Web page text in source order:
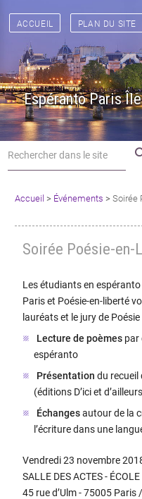
ACCUEIL PLAN DU SITE
Espéranto Paris
Accueil > Événements > Soirée
Soirée Poésie-en-
Les étudiants en espéranto
Paris et Poésie-en-liberté
lauréats et le jury de
Lecture de poèmespar
espéranto
Présentation du recueil
(éditions D’ici et
Échangesautour de la
l’écriture dans une
Vendredi 23 novembre
SALLE DES ACTES -
45 rue d’Ulm - 75005